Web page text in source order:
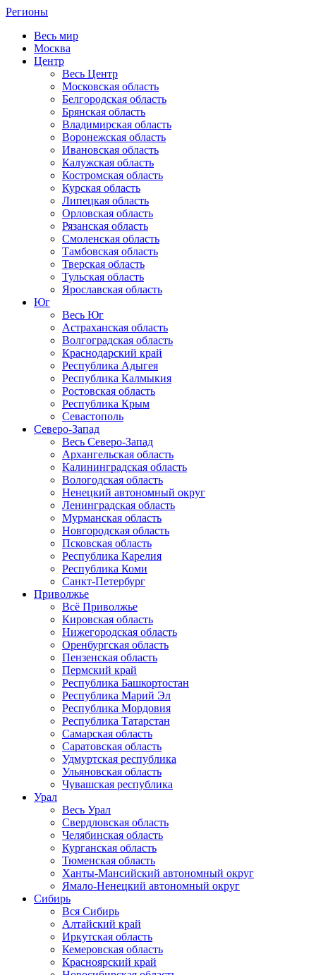
Регионы
Весь мир
Москва
Центр
Весь Центр
Московская область
Белгородская область
Брянская область
Владимирская область
Воронежская область
Ивановская область
Калужская область
Костромская область
Курская область
Липецкая область
Орловская область
Рязанская область
Смоленская область
Тамбовская область
Тверская область
Тульская область
Ярославская область
Юг
Весь Юг
Астраханская область
Волгоградская область
Краснодарский край
Республика Адыгея
Республика Калмыкия
Ростовская область
Республика Крым
Севастополь
Северо-Запад
Весь Северо-Запад
Архангельская область
Калининградская область
Вологодская область
Ненецкий автономный округ
Ленинградская область
Мурманская область
Новгородская область
Псковская область
Республика Карелия
Республика Коми
Санкт-Петербург
Приволжье
Всё Приволжье
Кировская область
Нижегородская область
Оренбургская область
Пензенская область
Пермский край
Республика Башкортостан
Республика Марий Эл
Республика Мордовия
Республика Татарстан
Самарская область
Саратовская область
Удмуртская республика
Ульяновская область
Чувашская республика
Урал
Весь Урал
Свердловская область
Челябинская область
Курганская область
Тюменская область
Ханты-Мансийский автономный округ
Ямало-Ненецкий автономный округ
Сибирь
Вся Сибирь
Алтайский край
Иркутская область
Кемеровская область
Красноярский край